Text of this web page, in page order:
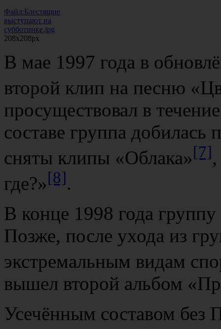
Файл:Блестящие
выступают на
субботнике.jpg
208x208px
В мае 1997 года в
второй клип на песню
просуществовал в
составе группа
сняты клипы «Облака»[7]
где?»[8].
В конце 1998 года
Позже, после ухода из
экстремальным видам
вышел второй альбом
Усечённым составом без